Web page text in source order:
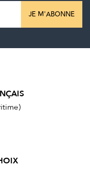
JE M'ABONNE